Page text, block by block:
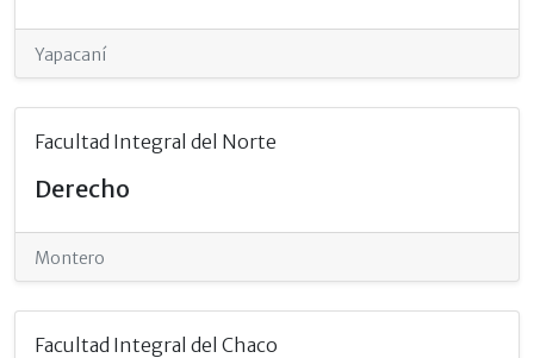
Yapacaní
Facultad Integral del Norte
Derecho
Montero
Facultad Integral del Chaco